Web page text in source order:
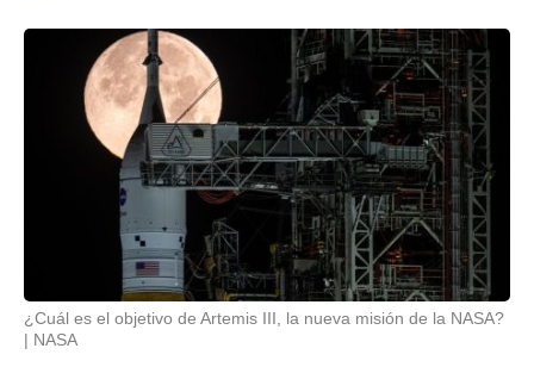
¿Cuál es el objetivo de Artemis III, la nueva misión de la NASA?
NASA